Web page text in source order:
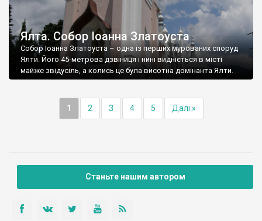
Ялта. Собор Іоанна Златоуста
Собор Іоанна Златоуста – одна із перших мурованих споруд
Ялти. Його 45-метрова дзвіниця і нині видніється в місті
майже звідусіль, а колись це була висотна домінанта Ялти.
1 2 3 4 5 Далі »
Станьте нашим автором